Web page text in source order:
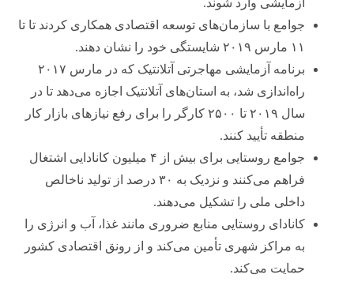
آزمایشی وارد شوند.
جوامع با سازمان‌های توسعه اقتصادی همکاری کردند تا تا
۱۱ مارس ۲۰۱۹ شایستگی خود را نشان دهند.
برنامه آزمایشی مهاجرتی آتلانتیک که در مارس ۲۰۱۷
راه‌اندازی شد، به استان‌های آتلانتیک اجازه می‌دهد تا در
سال ۲۰۱۹ تا ۲۵۰۰ کارگر را برای رفع نیازهای بازار کار
منطقه تأیید کنند.
جوامع روستایی برای بیش از ۴ میلیون کانادایی اشتغال
فراهم می‌کنند و نزدیک به ۳۰ درصد از تولید ناخالص
داخلی ملی را تشکیل می‌دهند.
کانادای روستایی منابع ضروری مانند غذا، آب و انرژی را
به مراکز شهری تأمین می‌کند و از رونق اقتصادی کشور
حمایت می‌کند.